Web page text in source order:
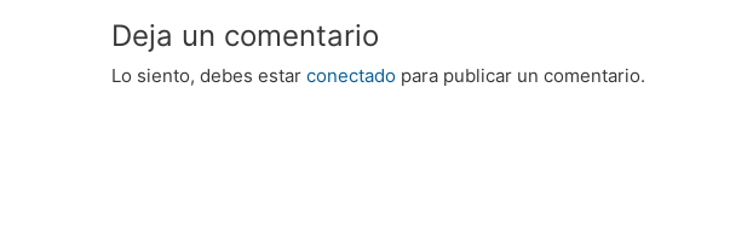
Deja un comentario
Lo siento, debes estar conectado para publicar un comentario.